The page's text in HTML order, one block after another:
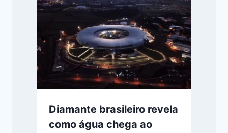
Diamante brasileiro revela
como água chega ao